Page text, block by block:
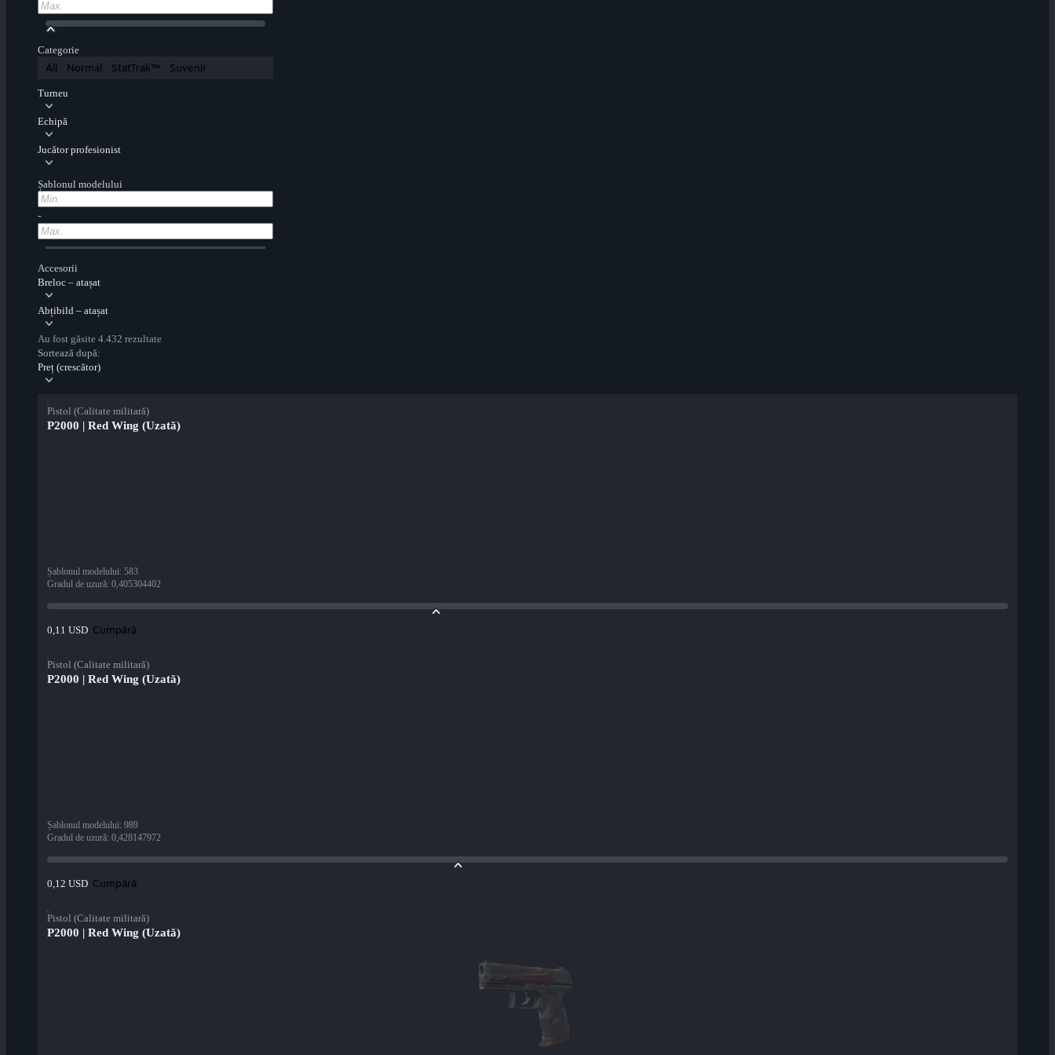
Categorie
All Normal StatTrak™ Suvenir
Turneu
Echipă
Jucător profesionist
Șablonul modelului
-
Accesorii
Breloc – atașat
Abțibild – atașat
Au fost găsite 4.432 rezultate
Sortează după:
Preț (crescător)
Pistol (Calitate militară)
P2000 | Red Wing (Uzată)
Șablonul modelului: 583
Gradul de uzură: 0,405304402
0,11 USD Cumpără
Pistol (Calitate militară)
P2000 | Red Wing (Uzată)
Șablonul modelului: 989
Gradul de uzură: 0,428147972
0,12 USD Cumpără
Pistol (Calitate militară)
P2000 | Red Wing (Uzată)